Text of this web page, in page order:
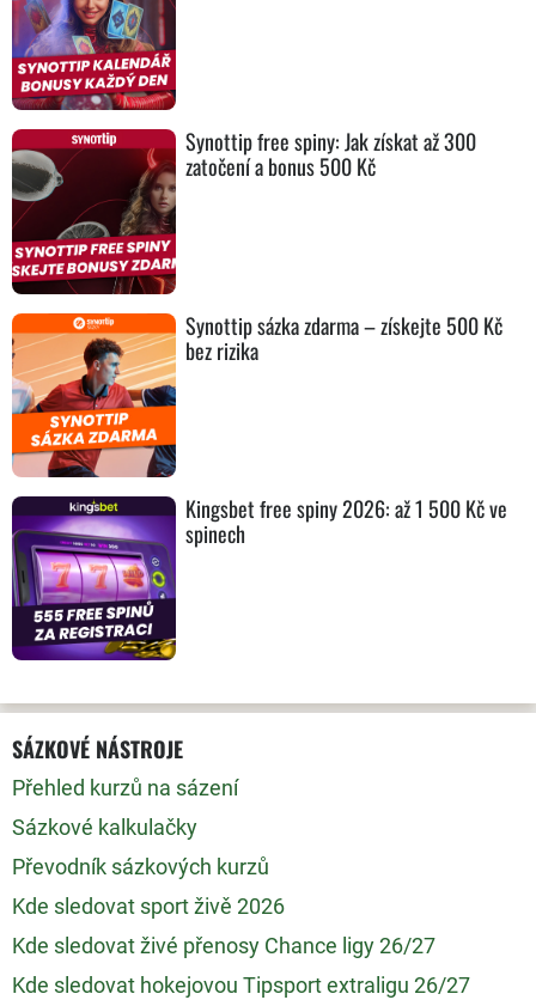
Synottip free spiny: Jak získat až 300
zatočení a bonus 500 Kč
Synottip sázka zdarma – získejte 500 Kč
bez rizika
Kingsbet free spiny 2026: až 1 500 Kč ve
spinech
SÁZKOVÉ NÁSTROJE
Přehled kurzů na sázení
Sázkové kalkulačky
Převodník sázkových kurzů
Kde sledovat sport živě 2026
Kde sledovat živé přenosy Chance ligy 26/27
Kde sledovat hokejovou Tipsport extraligu 26/27